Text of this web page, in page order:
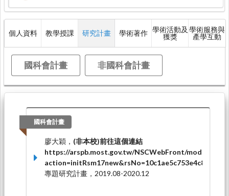
個人資料 教學授課 研究計畫 學術著作 學術活動及
獲獎
學術服務與
產學互動
國科會計畫 非國科會計畫
國科會計畫
廖大穎， (非本校)前往這個連結
https://arspb.most.gov.tw/NSCWebFront/modules/
專題研究計畫，2019.08-2020.12